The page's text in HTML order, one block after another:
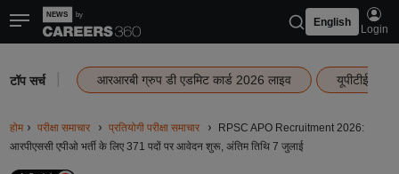
English
Login
टॉप सर्च आरआरबी ग्रुप डी एडमिट कार्ड 2026 लाइव यूपीटीईटी
होम परीक्षा समाचार प्रतियोगी परीक्षा समाचार
RPSC APO Recruitment 2026:
आरपीएससी एपीओ भर्ती के लिए 371 पदों पर आवेदन शुरू, अंतिम तिथि 7 जुलाई